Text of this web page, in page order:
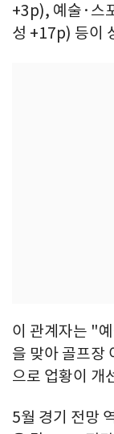
+3p), 예술·스
성 +17p) 등이
이 관계자는 "
을 맞아 골프장
으로 업황이 개
5월 경기 전망